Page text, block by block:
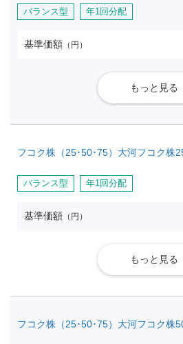
バランス型 年1回分配
基準価額 （円）
もっと見る
フコク株（25･50･75）大河フコク株
バランス型 年1回分配
基準価額 （円）
もっと見る
フコク株（25･50･75）大河フコク株